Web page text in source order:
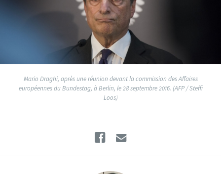
Mario Draghi, après une réunion devant la commission des Affaires
européennes du Bundestag, à Berlin, le 28 septembre 2016. (AFP / Steffi
Loos)
Facebook